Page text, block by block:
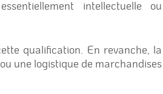
intellectuelle ou
qualification. En revanche, la
une logistique de marchandises